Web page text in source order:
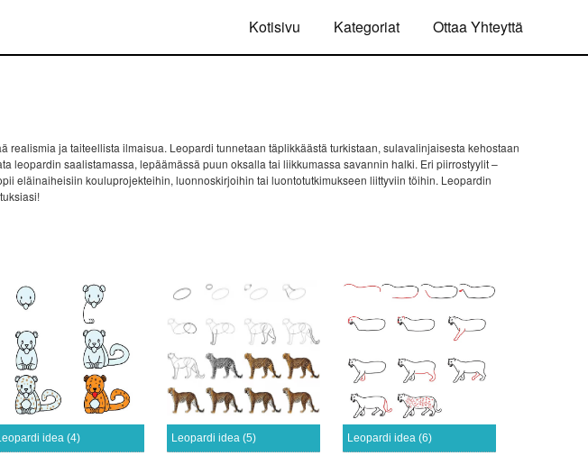
Kotisivu Kategoriat Ottaa Yhteyttä
realismia ja taiteellista ilmaisua. Leopardi tunnetaan täplikkäästä turkistaan, sulavalinjaisesta kehostaan
leopardin saalistamassa, lepäämässä puun oksalla tai liikkumassa savannin halki. Eri piirrostyylit –
eläinaiheisiin kouluprojekteihin, luonnoskirjoihin tai luontotutkimukseen liittyviin töihin. Leopardin
idea (4) Leopardi idea (5) Leopardi idea (6)